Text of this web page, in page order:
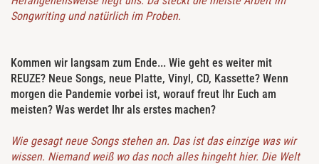
Songwriting und natürlich im Proben.
Kommen wir langsam zum Ende... Wie geht es weiter mit
REUZE? Neue Songs, neue Platte, Vinyl, CD, Kassette? Wenn
morgen die Pandemie vorbei ist, worauf freut Ihr Euch am
meisten? Was werdet Ihr als erstes machen?
Wie gesagt neue Songs stehen an. Das ist das einzige was wir
wissen. Niemand weiß wo das noch alles hingeht hier. Die Welt